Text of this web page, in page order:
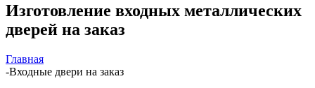
Изготовление входных металлических
дверей на заказ
Главная
-Входные двери на заказ